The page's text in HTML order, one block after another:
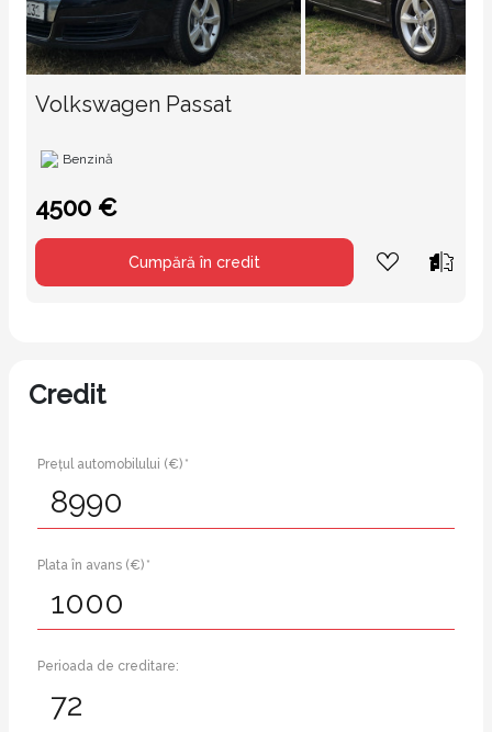
Volkswagen Passat
Benzină
4500 €
Cumpără în credit
Credit
Prețul automobilului (€) *
Plata în avans (€) *
Perioada de creditare: